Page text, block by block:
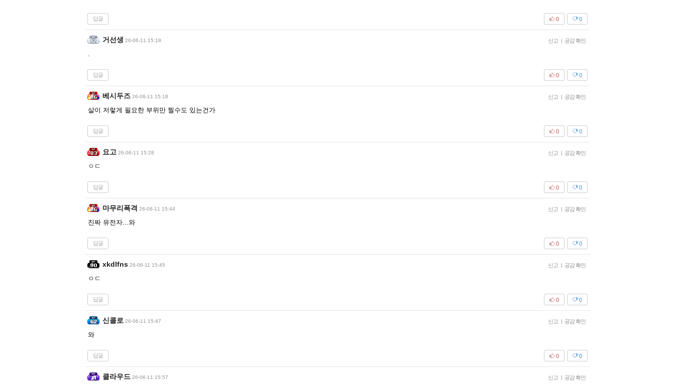
답글 0
0
거선생 26-06-11 15:18 신고 | 공감 확인
.
답글 0
0
베시두즈 26-06-11 15:18 신고 | 공감 확인
살이 저렇게 필요한 부위만 찔수도 있는건가
답글 0
0
요고 26-06-11 15:28 신고 | 공감 확인
ㅇㄷ
답글 0
0
마무리폭격 26-06-11 15:44 신고 | 공감 확인
진짜 유전자...와
답글 0
0
xkdlfns 26-06-11 15:45 신고 | 공감 확인
ㅇㄷ
답글 0
0
신콜로 26-06-11 15:47 신고 | 공감 확인
와
답글 0
0
클라우드 26-06-11 15:57 신고 | 공감 확인